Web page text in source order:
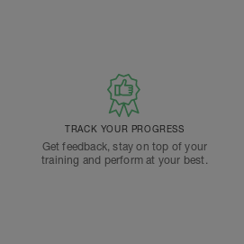
TRACK YOUR PROGRESS
Get feedback, stay on top of your
training and perform at your best.